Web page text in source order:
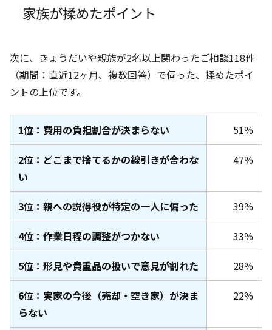
家族が揉めたポイント
次に、きょうだいや親族が2名以上関わったご相談118件
（期間：直近12ヶ月、複数回答）で伺った、揉めたポイ
ントの上位です。
1位：費用の負担割合が決まらない 51％
2位：どこまで捨てるかの線引きが合わな
い
47％
3位：親への説得役が特定の一人に偏った 39％
4位：作業日程の調整がつかない 33％
5位：形見や貴重品の扱いで意見が割れた 28％
6位：実家の今後（売却・空き家）が決ま
らない
22％